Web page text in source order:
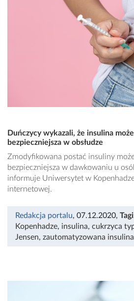
Duńczycy wykazali, że insulina
bezpieczniejsza w obsłudze
Zmodyfikowana postać insuliny
bezpieczniejsza w dawkowaniu u
informuje Uniwersytet w
internetowej.
Redakcja portalu, 07.12.2020,
Kopenhadze, insulina, cukrzyca
Jensen, zautomatyzowana insulina